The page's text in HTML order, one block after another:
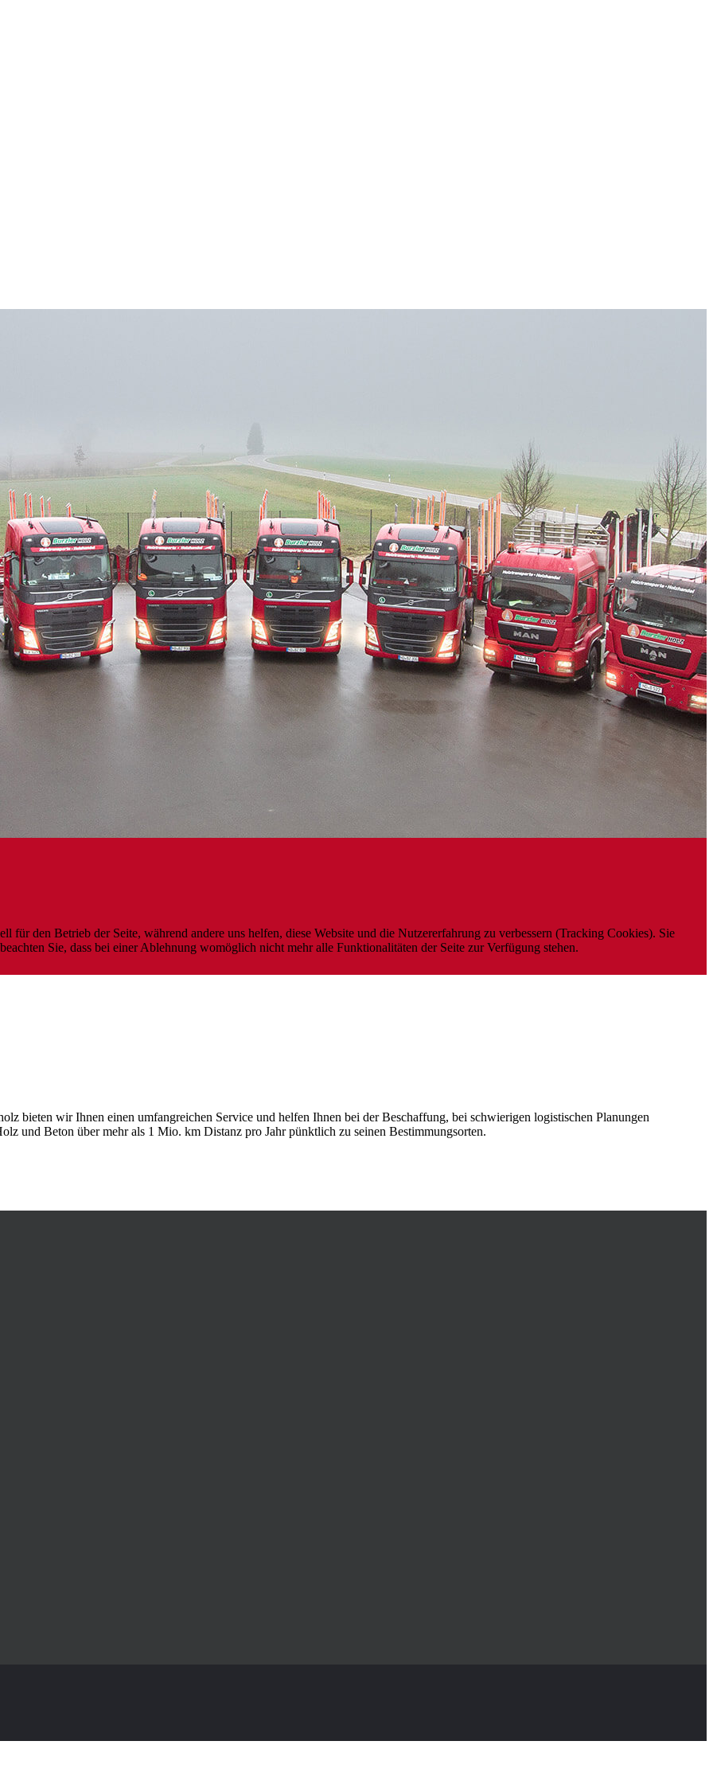
bieten wir Ihnen einen umfangreichen Service und helfen Ihnen bei der Beschaffung, bei schwierigen logistischen Planungen
und Beton über mehr als 1 Mio. km Distanz pro Jahr pünktlich zu seinen Bestimmungsorten.
für den Betrieb der Seite, während andere uns helfen, diese Website und die Nutzererfahrung zu verbessern (Tracking Cookies). Sie
Sie, dass bei einer Ablehnung womöglich nicht mehr alle Funktionalitäten der Seite zur Verfügung stehen.